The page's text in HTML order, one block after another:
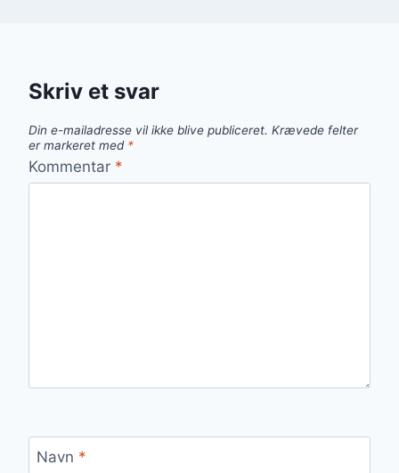
Skriv et svar
Din e-mailadresse vil ikke blive publiceret. Krævede felter
er markeret med *
Kommentar *
Navn *